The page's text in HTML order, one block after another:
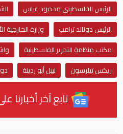
الرئيس الفلسطيني محمود عباس
الرئيس دونالد ترامب
وزارة الخارجية
مكتب منظمة التحرير الفلسطينية
ريكس تيلرسون
نبيل أبو ردينة
تابع آخر أخبارنا